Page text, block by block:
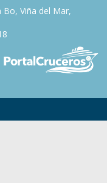
Bo, Viña del Mar,